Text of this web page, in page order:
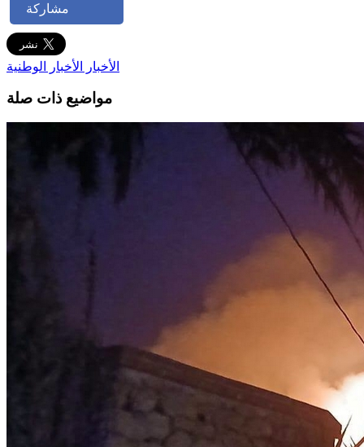
مشاركة
الأخبار الأخبار الوطنية
مواضيع ذات صلة